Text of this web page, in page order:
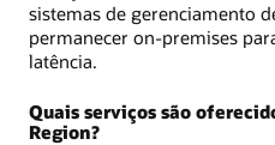
sistemas de gerenciamento
permanecer on-premises
latência.
Quais serviços são
Region?